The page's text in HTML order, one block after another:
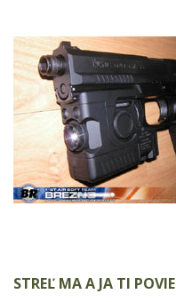
STREĽ MA A JA TI